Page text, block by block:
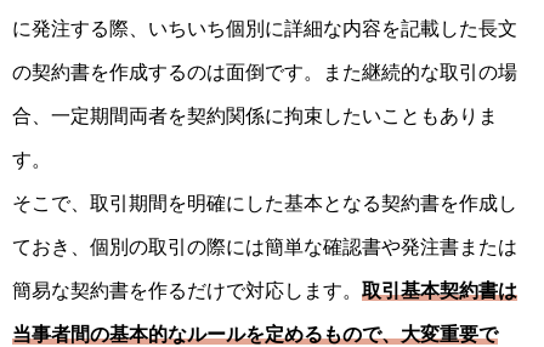
に発注する際、いちいち個別に詳細な内容を記載した長文
の契約書を作成するのは面倒です。また継続的な取引の場
合、一定期間両者を契約関係に拘束したいこともありま
す。
そこで、取引期間を明確にした基本となる契約書を作成し
ておき、個別の取引の際には簡単な確認書や発注書または
簡易な契約書を作るだけで対応します。 取引基本契約書は
当事者間の基本的なルールを定めるもので、大変重要で